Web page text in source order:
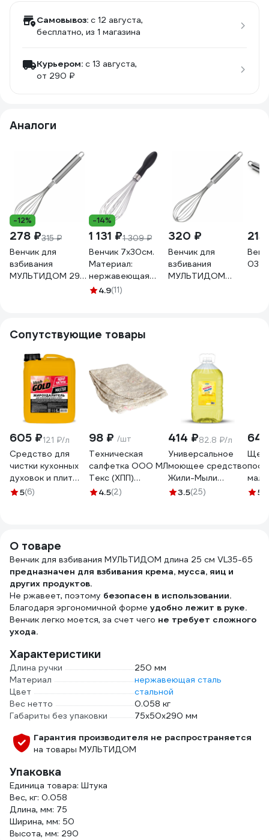
Самовывоз: c 12 августа,
бесплатно, из 1 магазина
Курьером: c 13 августа,
от 290 ₽
Аналоги
-12%
278 ₽315 ₽
Венчик для
взбивания
МУЛЬТИДОМ 29
-14%
1 131 ₽1 309 ₽
Венчик 7x30см.
Материал:
нержавеющая
сталь,
4.9(11)
320 ₽
Венчик для
взбивания
МУЛЬТИДОМ
03
Сопутствующие товары
605 ₽121 ₽/л
Средство для
чистки кухонных
духовок и плит
VASH GOLD
5(6)
98 ₽ /шт
Техническая
салфетка ООО МЛ
Текс (ХПП)
80x100 см, серая,
4.5(2)
414 ₽82.8 ₽/л
Универсальное
моющее средство
Жили-Мыли
"Локус" аромат
3.5(25) 5
О товаре
Венчик для взбивания МУЛЬТИДОМ длина 25 см VL35-65
предназначен для взбивания крема, мусса, яиц и
других продуктов.
Не ржавеет, поэтому безопасен в использовании.
Благодаря эргономичной форме удобно лежит в руке.
Венчик легко моется, за счет чего не требует сложного
ухода.
Характеристики
Длина ручки
250 мм
Материал
нержавеющая сталь
Цвет
стальной
Вес нетто
0.058 кг
Габариты без упаковки
75x50x290 мм
Гарантия производителя не распространяется
на товары МУЛЬТИДОМ
Упаковка
Единица товара: Штука
Вес, кг: 0.058
Длина, мм: 75
Ширина, мм: 50
Высота, мм: 290